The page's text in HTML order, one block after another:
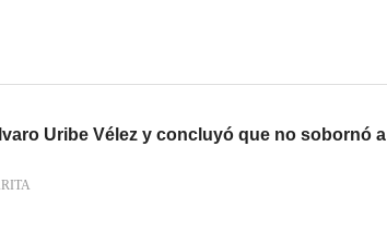
Uribe Vélez y concluyó que no sobornó a